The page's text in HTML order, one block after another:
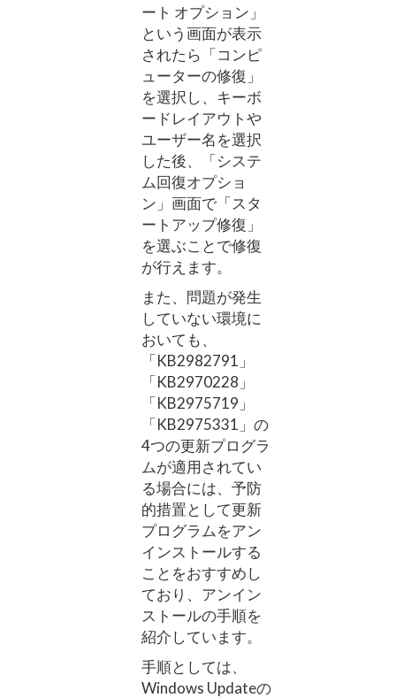
ート オプション」
という画面が表示
されたら「コンピ
ューターの修復」
を選択し、キーボ
ードレイアウトや
ユーザー名を選択
した後、「システ
ム回復オプショ
ン」画面で「スタ
ートアップ修復」
を選ぶことで修復
が行えます。
また、問題が発生
していない環境に
おいても、
「KB2982791」
「KB2970228」
「KB2975719」
「KB2975331」の
4つの更新プログラ
ムが適用されてい
る場合には、予防
的措置として更新
プログラムをアン
インストールする
ことをおすすめし
ており、アンイン
ストールの手順を
紹介しています。
手順としては、
Windows Updateの